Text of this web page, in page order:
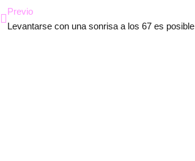
Previo
Levantarse con una sonrisa a los 67 es posible